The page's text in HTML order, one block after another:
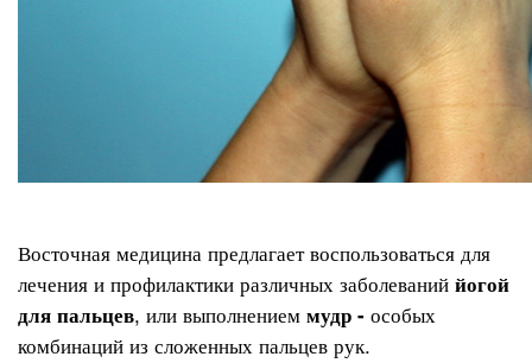
Восточная медицина предлагает воспользоваться для
лечения и профилактики различных заболеваний йогой
для пальцев, или выполнением мудр - особых
комбинаций из сложенных пальцев рук.